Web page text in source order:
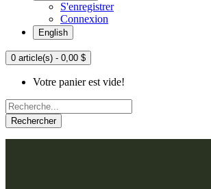
S'enregistrer
Connexion
English
0 article(s) - 0,00 $
Votre panier est vide!
Rechercher